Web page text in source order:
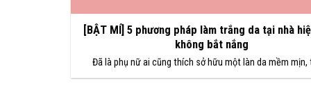
[BẬT MÍ] 5 phương pháp làm trắng da tại nhà
không bắt nắng
Đã là phụ nữ ai cũng thích sở hữu một làn da mềm mịn,